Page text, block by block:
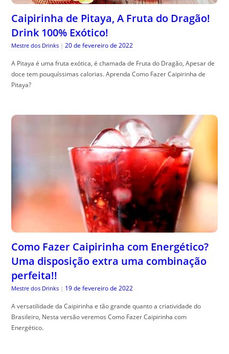
Caipirinha de Pitaya, A Fruta do Dragão!
Drink 100% Exótico!
Mestre dos Drinks | 20 de fevereiro de 2022
A Pitaya é uma fruta exótica, é chamada de Fruta do Dragão, Apesar de
doce tem pouquíssimas calorias. Aprenda Como Fazer Caipirinha de
Pitaya?
Como Fazer Caipirinha com Energético?
Uma disposição extra uma combinação
perfeita!!
Mestre dos Drinks | 19 de fevereiro de 2022
A versatilidade da Caipirinha e tão grande quanto a criatividade do
Brasileiro, Nesta versão veremos Como Fazer Caipirinha com
Energético.